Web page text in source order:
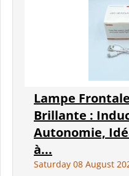
Lampe
Brillante :
Autonomie,
à...
Saturday 08 August